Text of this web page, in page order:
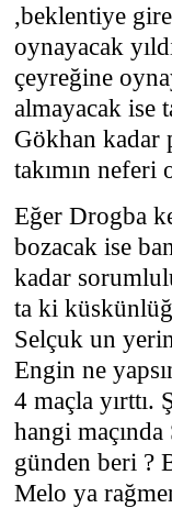
,beklentiye
oynayacak
çeyreğine
almayacak ise
Gökhan kadar
takımın neferi
Eğer Drogba
bozacak ise
kadar
ta ki
Selçuk un
Engin ne
4 maçla yırttı.
hangi
günden beri ?
Melo ya